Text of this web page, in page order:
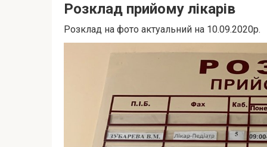
Розклад прийому лікарів
Розклад на фото актуальний на 10.09.2020р.